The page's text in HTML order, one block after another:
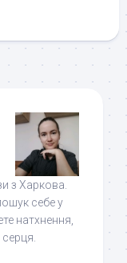
з Харкова.
себе у
натхнення,